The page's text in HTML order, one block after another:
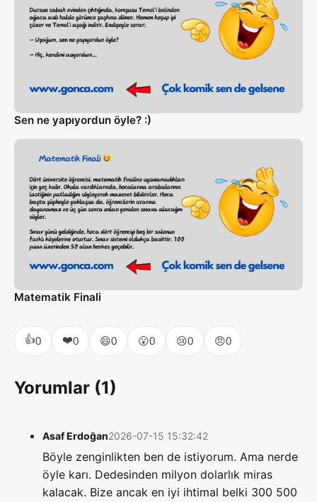
Sen ne yapıyordun öyle? :)
Matematik Finali
👍0 ❤️0 😄0 😮0 😢0 😠0
Yorumlar (1)
Asaf Erdoğan2026-07-15 15:32:42
Böyle zenginlikten ben de istiyorum. Ama nerde
öyle karı. Dedesinden milyon dolarlık miras
kalacak. Bize ancak en iyi ihtimal belki 300 500